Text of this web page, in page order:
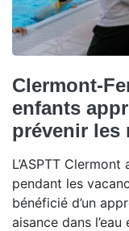
Clermont-
enfants
prévenir les
L’ASPTT
pendant les
bénéficié d’un
aisance dans